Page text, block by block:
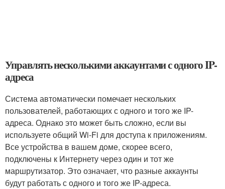
Управлять несколькими аккаунтами с одного IP-
адреса
Система автоматически помечает нескольких
пользователей, работающих с одного и того же IP-
адреса. Однако это может быть сложно, если вы
используете общий Wi-Fi для доступа к приложениям.
Все устройства в вашем доме, скорее всего,
подключены к Интернету через один и тот же
маршрутизатор. Это означает, что разные аккаунты
будут работать с одного и того же IP-адреса.